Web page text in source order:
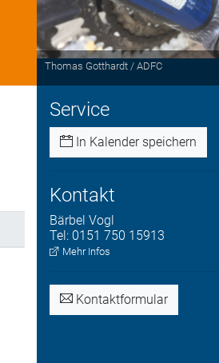
Thomas Gotthardt / ADFC
Service
In Kalender speichern
Kontakt
Bärbel Vogl
Tel: 0151 750 15913
Mehr Infos
Kontaktformular